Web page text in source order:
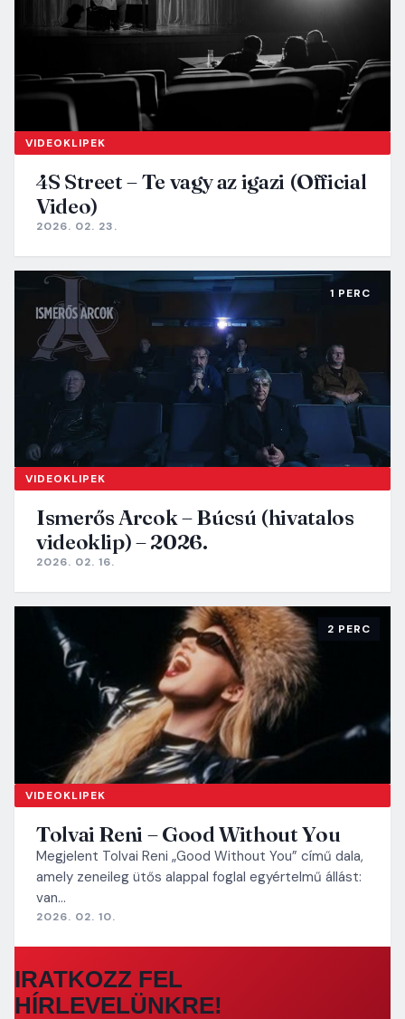
VIDEOKLIPEK
4S Street – Te vagy az igazi (Official
Video)
2026. 02. 23.
VIDEOKLIPEK
1 PERC
Ismerős Arcok – Búcsú (hivatalos
videoklip) – 2026.
2026. 02. 16.
VIDEOKLIPEK
2 PERC
Tolvai Reni – Good Without You
Megjelent Tolvai Reni „Good Without You” című dala,
amely zeneileg ütős alappal foglal egyértelmű állást:
van…
2026. 02. 10.
IRATKOZZ FEL
HÍRLEVELÜNKRE!